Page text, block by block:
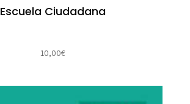
Escuela Ciudadana
10,00€